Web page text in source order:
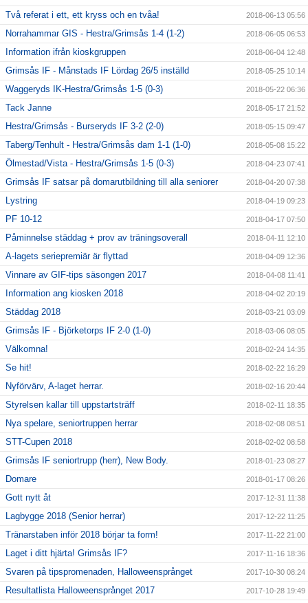
Två referat i ett, ett kryss och en tvåa! 2018-06-13 05:56
Norrahammar GIS - Hestra/Grimsås 1-4 (1-2) 2018-06-05 06:53
Information ifrån kioskgruppen 2018-06-04 12:48
Grimsås IF - Månstads IF Lördag 26/5 inställd 2018-05-25 10:14
Waggeryds IK-Hestra/Grimsås 1-5 (0-3) 2018-05-22 06:36
Tack Janne 2018-05-17 21:52
Hestra/Grimsås - Burseryds IF 3-2 (2-0) 2018-05-15 09:47
Taberg/Tenhult - Hestra/Grimsås dam 1-1 (1-0) 2018-05-08 15:22
Ölmestad/Vista - Hestra/Grimsås 1-5 (0-3) 2018-04-23 07:41
Grimsås IF satsar på domarutbildning till alla seniorer 2018-04-20 07:38
Lystring 2018-04-19 09:23
PF 10-12 2018-04-17 07:50
Påminnelse städdag + prov av träningsoverall 2018-04-11 12:10
A-lagets seriepremiär är flyttad 2018-04-09 12:36
Vinnare av GIF-tips säsongen 2017 2018-04-08 11:41
Information ang kiosken 2018 2018-04-02 20:19
Städdag 2018 2018-03-21 03:09
Grimsås IF - Björketorps IF 2-0 (1-0) 2018-03-06 08:05
Välkomna! 2018-02-24 14:35
Se hit! 2018-02-22 16:29
Nyförvärv, A-laget herrar. 2018-02-16 20:44
Styrelsen kallar till uppstartsträff 2018-02-11 18:35
Nya spelare, seniortruppen herrar 2018-02-08 08:51
STT-Cupen 2018 2018-02-02 08:58
Grimsås IF seniortrupp (herr), New Body. 2018-01-23 08:27
Domare 2018-01-17 08:26
Gott nytt åt 2017-12-31 11:38
Lagbygge 2018 (Senior herrar) 2017-12-22 11:25
Tränarstaben inför 2018 börjar ta form! 2017-11-22 21:00
Laget i ditt hjärta! Grimsås IF? 2017-11-16 18:36
Svaren på tipspromenaden, Halloweensprånget 2017-10-30 08:24
Resultatlista Halloweensprånget 2017 2017-10-28 19:49